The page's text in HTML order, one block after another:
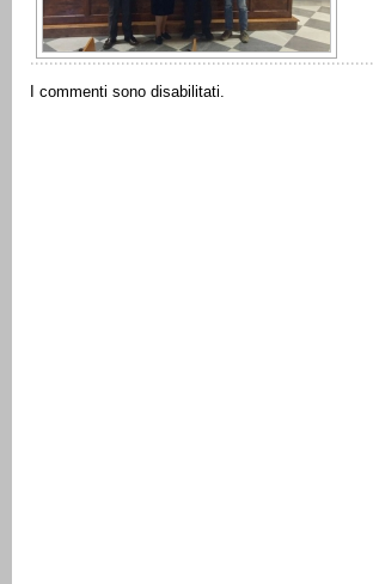
I commenti sono disabilitati.